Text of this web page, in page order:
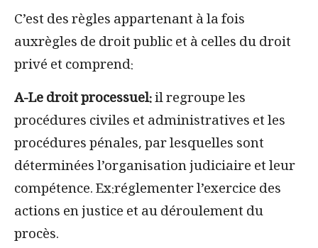
C’est des règles appartenant à la fois
auxrègles de droit public et à celles du droit
privé et comprend:
A-Le droit processuel:il regroupe les
procédures civiles et administratives et les
procédures pénales, par lesquelles sont
déterminées l’organisation judiciaire et leur
compétence. Ex:réglementer l’exercice des
actions en justice et au déroulement du
procès.